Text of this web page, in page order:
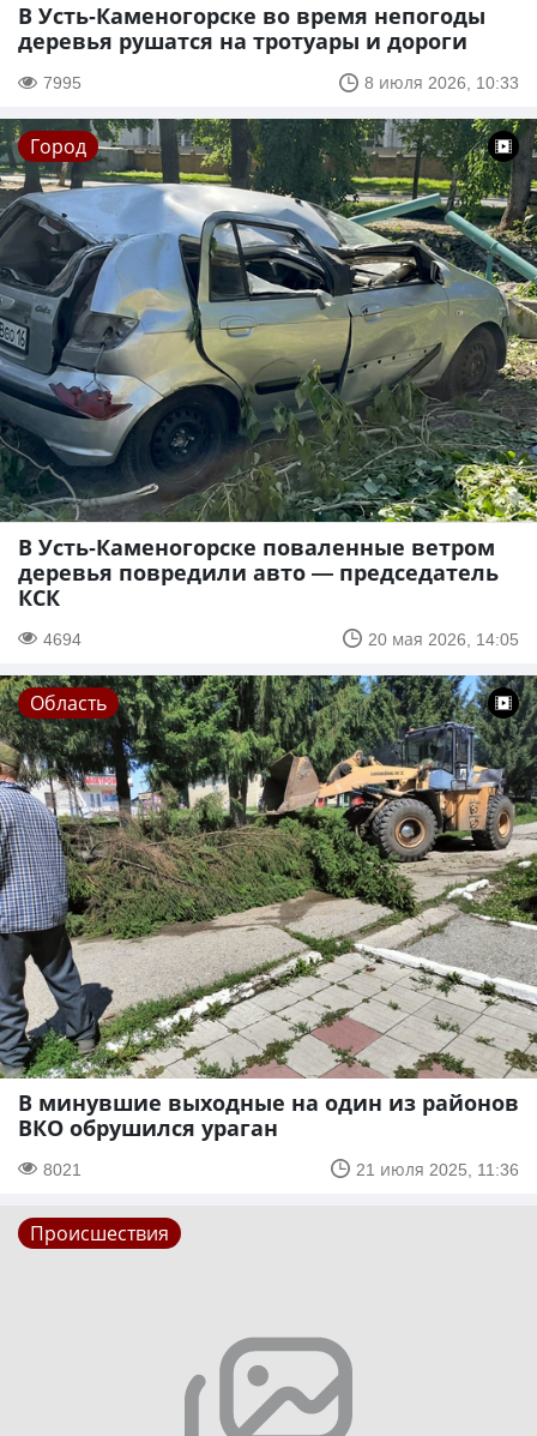
В Усть-Каменогорске во время непогоды
деревья рушатся на тротуары и дороги
7995 8 июля 2026, 10:33
Город
В Усть-Каменогорске поваленные ветром
деревья повредили авто — председатель
КСК
4694 20 мая 2026, 14:05
Область
В минувшие выходные на один из районов
ВКО обрушился ураган
8021 21 июля 2025, 11:36
Происшествия